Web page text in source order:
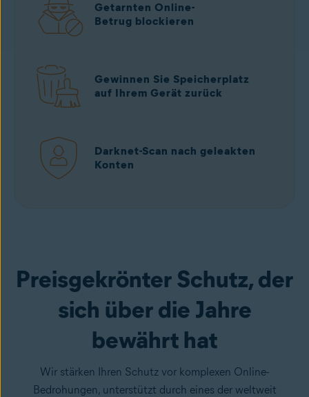
Getarnten Online-
Betrug blockieren
Gewinnen Sie Speicherplatz
auf Ihrem Gerät zurück
Darknet-Scan nach geleakten
Konten
Preisgekrönter Schutz, der
sich über die Jahre
bewährt hat
Wir stärken Ihren Schutz vor komplexen Online-
Bedrohungen, unterstützt durch eines der weltweit